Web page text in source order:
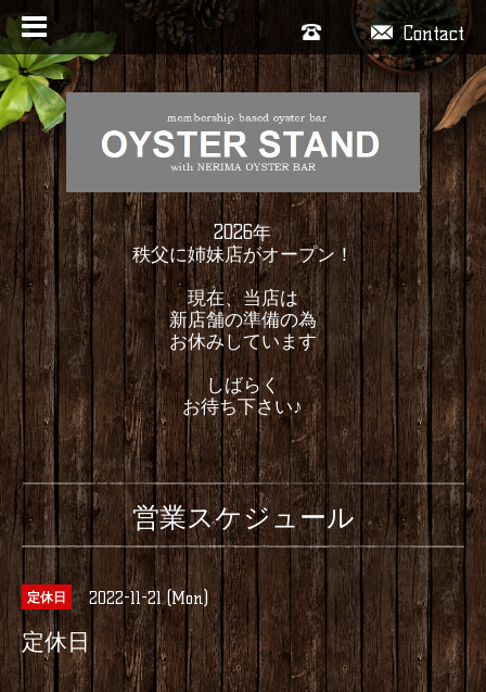
Contact
2026年
秩父に姉妹店がオープン！
現在、当店は
新店舗の準備の為
お休みしています
しばらく
お待ち下さい♪
営業スケジュール
定休日 2022-11-21 (Mon)
定休日